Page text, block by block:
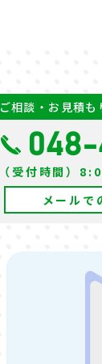
ご相談・お見積
048-
（受付時間）
メールで